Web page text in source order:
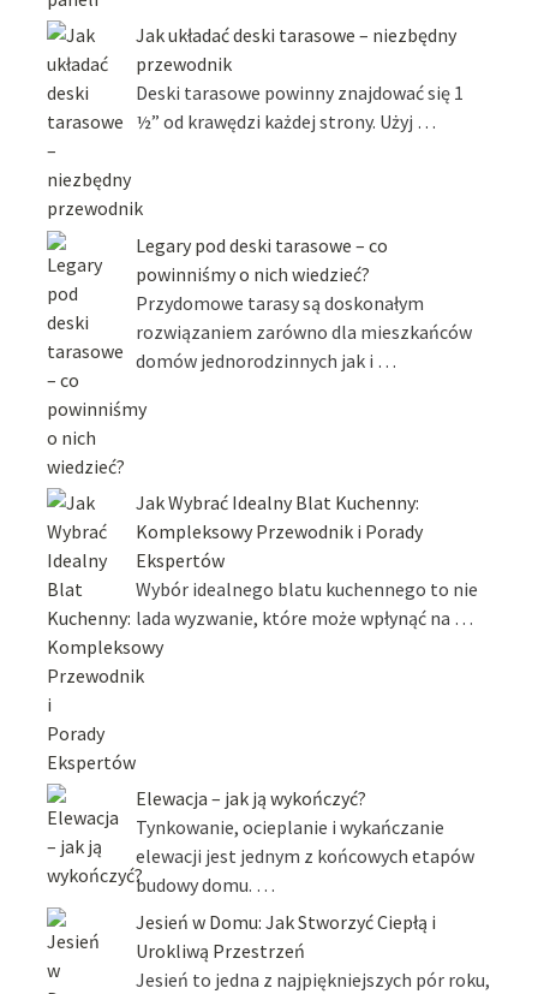
Jak układać deski tarasowe – niezbędny
przewodnik
Deski tarasowe powinny znajdować się 1
½” od krawędzi każdej strony. Użyj …
Legary pod deski tarasowe – co
powinniśmy o nich wiedzieć?
Przydomowe tarasy są doskonałym
rozwiązaniem zarówno dla mieszkańców
domów jednorodzinnych jak i …
Jak Wybrać Idealny Blat Kuchenny:
Kompleksowy Przewodnik i Porady
Ekspertów
Wybór idealnego blatu kuchennego to nie
lada wyzwanie, które może wpłynąć na …
Elewacja – jak ją wykończyć?
Tynkowanie, ocieplanie i wykańczanie
elewacji jest jednym z końcowych etapów
budowy domu. …
Jesień w Domu: Jak Stworzyć Ciepłą i
Urokliwą Przestrzeń
Jesień to jedna z najpiękniejszych pór roku,